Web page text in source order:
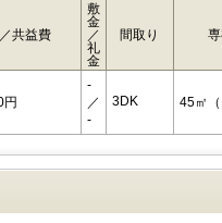
共益費
敷
金
／
礼
金
間取り
円
-
／
-
3DK 45㎡